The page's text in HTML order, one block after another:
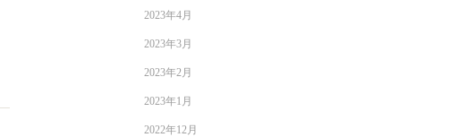
2023年4月
2023年3月
2023年2月
2023年1月
2022年12月